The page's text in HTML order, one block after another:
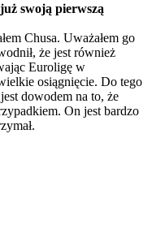
swoją pierwszą
Chusa. Uważałem go
że jest również
Euroligę w
osiągnięcie. Do tego
dowodem na to, że
On jest bardzo